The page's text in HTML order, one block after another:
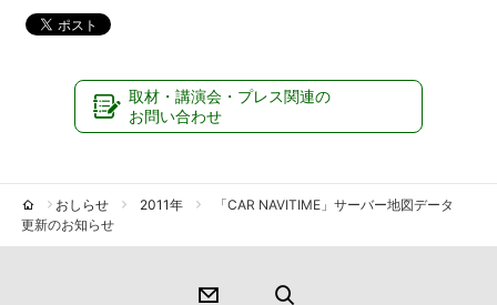
取材・講演会・プレス関連の
お問い合わせ
おしらせ 2011年
「CAR NAVITIME」サーバー地図データ
更新のお知らせ